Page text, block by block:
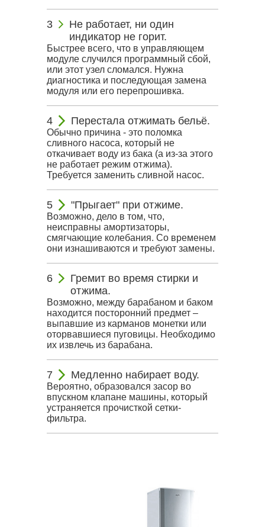
Не работает, ни один
индикатор не горит.
Быстрее всего, что в управляющем
модуле случился программный сбой,
или этот узел сломался. Нужна
диагностика и последующая замена
модуля или его перепрошивка.
Перестала отжимать бельё.
Обычно причина - это поломка
сливного насоса, который не
откачивает воду из бака (а из-за этого
не работает режим отжима).
Требуется заменить сливной насос.
"Прыгает" при отжиме.
Возможно, дело в том, что,
неисправны амортизаторы,
смягчающие колебания. Со временем
они изнашиваются и требуют замены.
Гремит во время стирки и
отжима.
Возможно, между барабаном и баком
находится посторонний предмет –
выпавшие из карманов монетки или
оторвавшиеся пуговицы. Необходимо
их извлечь из барабана.
Медленно набирает воду.
Вероятно, образовался засор во
впускном клапане машины, который
устраняется прочисткой сетки-
фильтра.